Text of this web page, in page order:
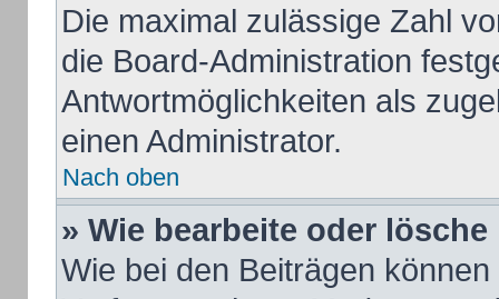
Die maximal zulässige Zahl
die Board-Administration
Antwortmöglichkeiten als
einen Administrator.
Nach oben
» Wie bearbeite oder
Wie bei den Beiträgen